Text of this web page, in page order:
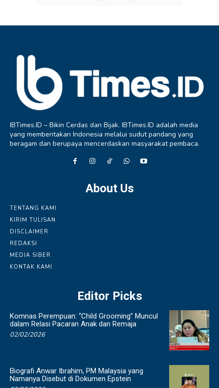
IBTimes.ID – Bikin Cerdas dan Bijak. IBTimes.ID adalah media
yang memberitakan Indonesia melalui sudut pandang yang
beragam dan berupaya mencerdaskan masyarakat pembaca.
About Us
TENTANG KAMI
KIRIM TULISAN
DISCLAIMER
REDAKSI
MEDIA SIBER
KONTAK KAMI
Editor Picks
Komnas Perempuan: “Child Grooming” Muncul
dalam Relasi Pacaran Anak dan Remaja
02/02/2026
Biografi Anwar Ibrahim, PM Malaysia yang
Namanya Disebut di Dokumen Epstein